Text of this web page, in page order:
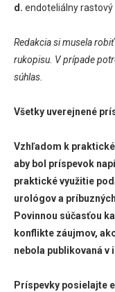
d. endoteliálny
Redakcia si musela
rukopisu. V prípade
súhlas.
Všetky uverejnené
Vzhľadom k
aby bol príspevok
praktické využitie
urológov a
Povinnou súčasťou
konflikte záujmov,
nebola publikovaná v
Príspevky posielajte